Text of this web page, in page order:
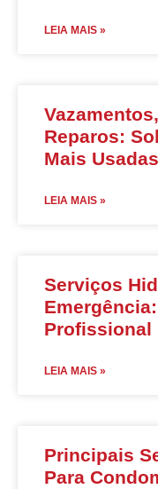
LEIA MAIS »
Reparos:
Mais Usadas
LEIA MAIS »
Serviços
Profissional
LEIA MAIS »
Principais
Para